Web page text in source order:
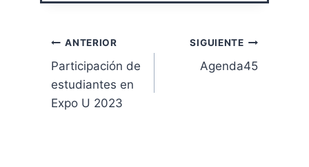
Navegación
de
entradas
ANTERIOR
Participación de
estudiantes en
Expo U 2023
SIGUIENTE
Agenda45